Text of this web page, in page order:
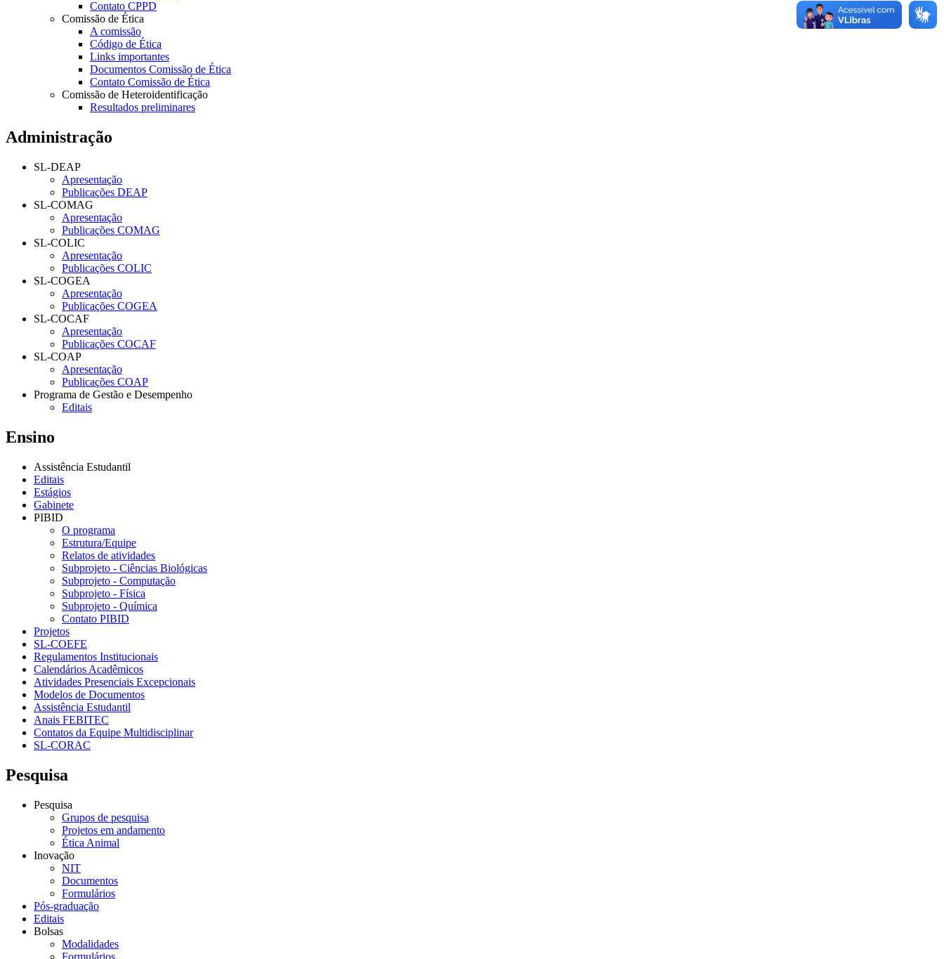
Contato CPPD
Comissão de Ética
A comissão
Código de Ética
Links importantes
Documentos Comissão de Ética
Contato Comissão de Ética
Comissão de Heteroidentificação
Resultados preliminares
Administração
SL-DEAP
Apresentação
Publicações DEAP
SL-COMAG
Apresentação
Publicações COMAG
SL-COLIC
Apresentação
Publicações COLIC
SL-COGEA
Apresentação
Publicações COGEA
SL-COCAF
Apresentação
Publicações COCAF
SL-COAP
Apresentação
Publicações COAP
Programa de Gestão e Desempenho
Editais
Ensino
Assistência Estudantil
Editais
Estágios
Gabinete
PIBID
O programa
Estrutura/Equipe
Relatos de atividades
Subprojeto - Ciências Biológicas
Subprojeto - Computação
Subprojeto - Física
Subprojeto - Química
Contato PIBID
Projetos
SL-COEFE
Regulamentos Institucionais
Calendários Acadêmicos
Atividades Presenciais Excepcionais
Modelos de Documentos
Assistência Estudantil
Anais FEBITEC
Contatos da Equipe Multidisciplinar
SL-CORAC
Pesquisa
Pesquisa
Grupos de pesquisa
Projetos em andamento
Ética Animal
Inovação
NIT
Documentos
Formulários
Pós-graduação
Editais
Bolsas
Modalidades
Formulários